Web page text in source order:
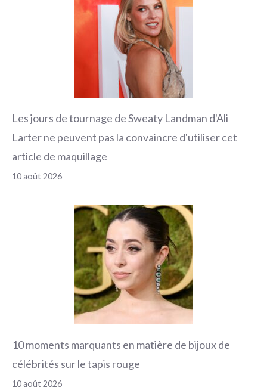
Les jours de tournage de Sweaty Landman d'Ali
Larter ne peuvent pas la convaincre d'utiliser cet
article de maquillage
10 août 2026
10 moments marquants en matière de bijoux de
célébrités sur le tapis rouge
10 août 2026